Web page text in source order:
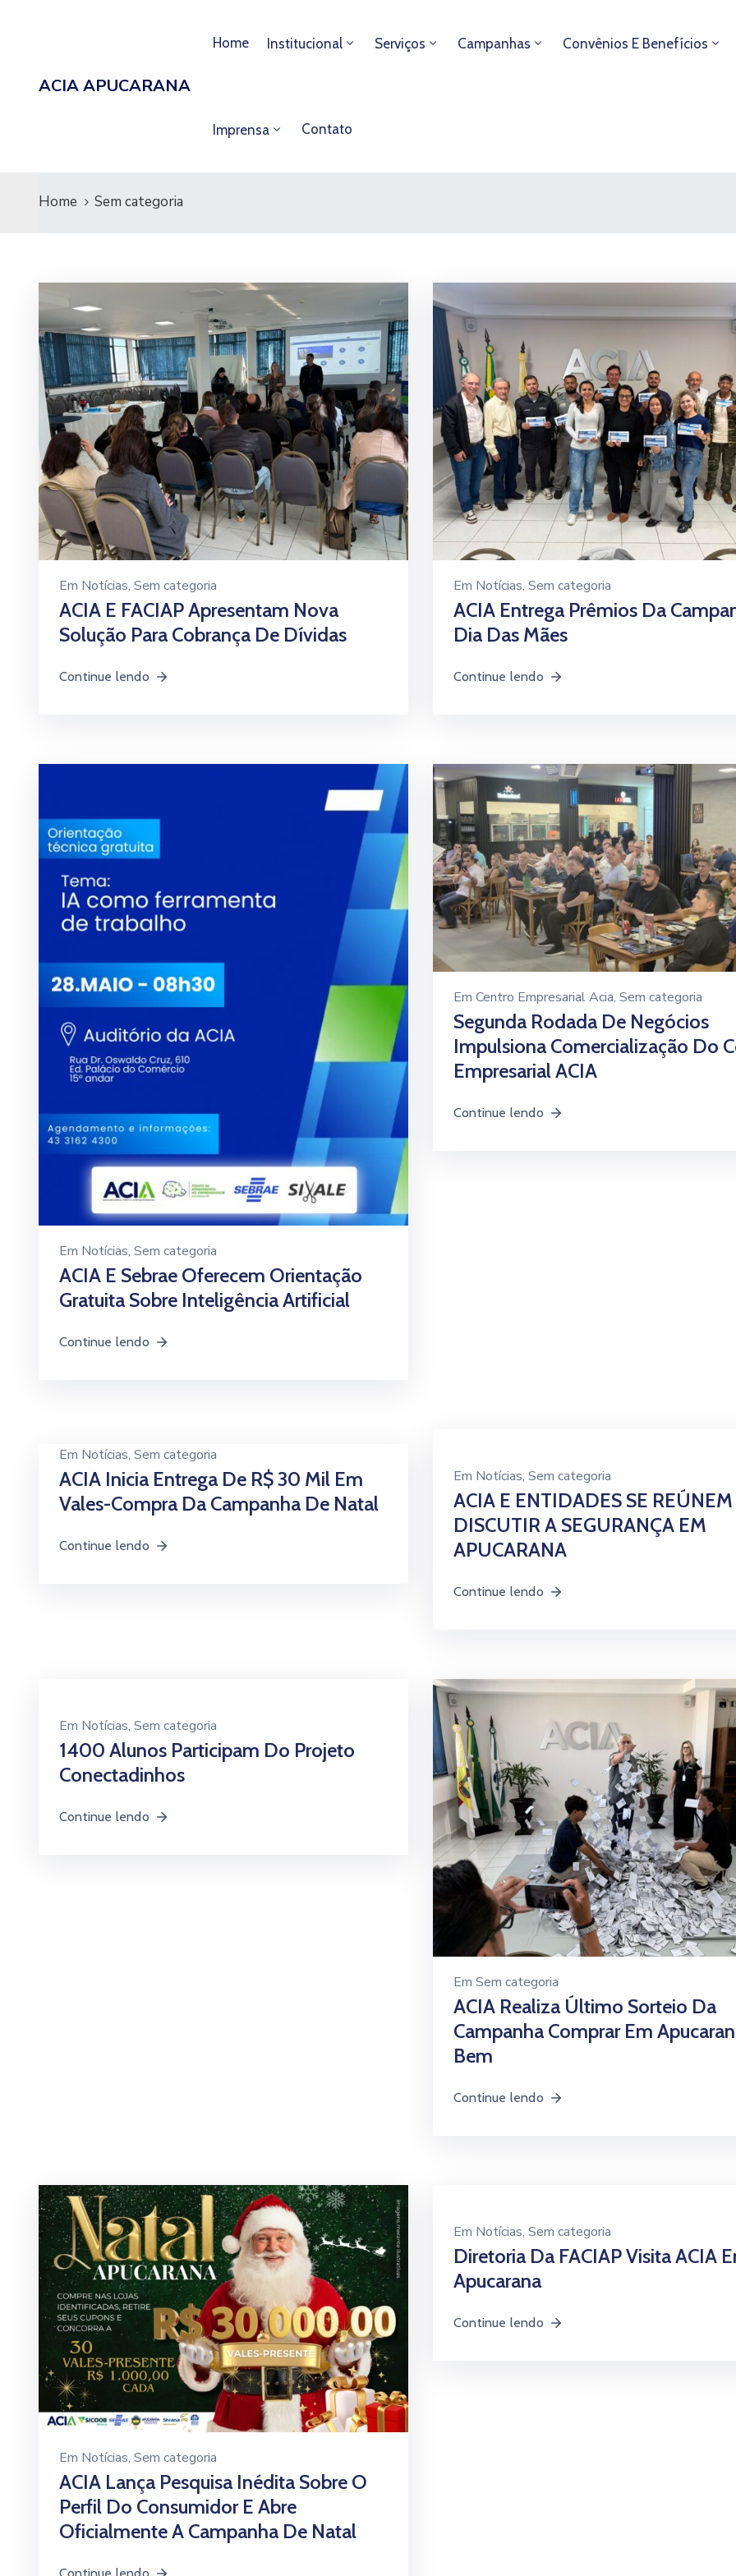
ACIA APUCARANA
Home Institucional Serviços Campanhas Convênios E Benefícios
Imprensa Contato
Home Sem categoria
Em Notícias‚ Sem categoria
ACIA E FACIAP Apresentam Nova
Solução Para Cobrança De Dívidas
Continue lendo
Em Notícias‚ Sem categoria
ACIA Entrega Prêmios Da
Dia Das Mães
Continue lendo
Em Notícias‚ Sem categoria
ACIA E Sebrae Oferecem Orientação
Gratuita Sobre Inteligência Artificial
Continue lendo
Em Centro Empresarial Acia‚ Sem categoria
Segunda Rodada De Negócios
Impulsiona Comercialização Do
Empresarial ACIA
Continue lendo
Em Notícias‚ Sem categoria
ACIA Inicia Entrega De R$ 30 Mil Em
Vales-Compra Da Campanha De Natal
Continue lendo
Em Notícias‚ Sem categoria
ACIA E ENTIDADES SE
DISCUTIR A SEGURANÇA EM
APUCARANA
Continue lendo
Em Notícias‚ Sem categoria
1400 Alunos Participam Do Projeto
Conectadinhos
Continue lendo
Em Sem categoria
ACIA Realiza Último Sorteio Da
Campanha Comprar Em
Bem
Continue lendo
Em Notícias‚ Sem categoria
ACIA Lança Pesquisa Inédita Sobre O
Perfil Do Consumidor E Abre
Oficialmente A Campanha De Natal
Em Notícias‚ Sem categoria
Diretoria Da FACIAP Visita ACIA
Apucarana
Continue lendo